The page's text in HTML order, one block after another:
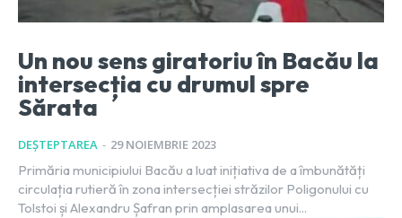
Un nou sens giratoriu în Bacău la
intersecția cu drumul spre
Sărata
DEȘTEPTAREA - 29 NOIEMBRIE 2023
Primăria municipiului Bacău a luat inițiativa de a îmbunătăți
circulația rutieră în zona intersecției străzilor Poligonului cu
Tolstoi și Alexandru Șafran prin amplasarea unui...